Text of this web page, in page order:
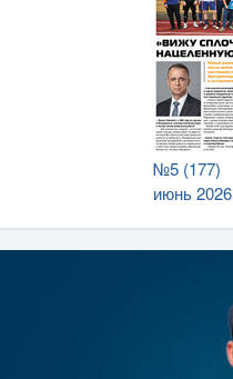
№5 (177)
июнь 2026